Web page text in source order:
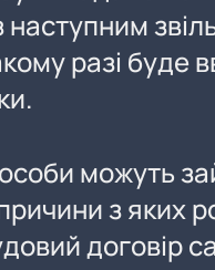
наступним
разі буде
можуть
з яких
договір